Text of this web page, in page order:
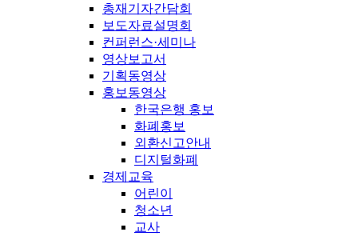
총재기자간담회
보도자료설명회
컨퍼런스·세미나
영상보고서
기획동영상
홍보동영상
한국은행 홍보
화폐홍보
외환신고안내
디지털화폐
경제교육
어린이
청소년
교사